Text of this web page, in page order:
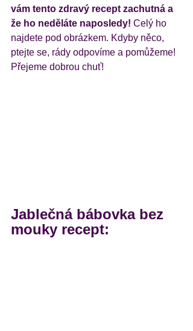
vám tento zdravý recept zachutná a
že ho neděláte naposledy! Celý ho
najdete pod obrázkem. Kdyby něco,
ptejte se, rády odpovíme a pomůžeme!
Přejeme dobrou chuť!
Jablečná bábovka bez
mouky recept: